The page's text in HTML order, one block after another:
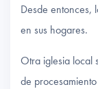
Desde entonces,
en sus hogares.
Otra iglesia local
de